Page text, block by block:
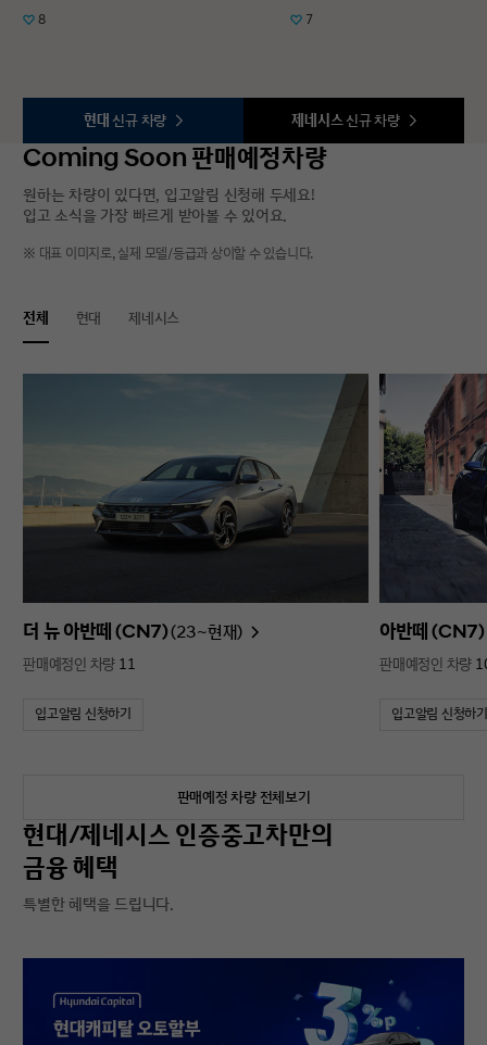
8 7
현대 신규 차량 제네시스 신규 차량
Coming Soon 판매예정차량
원하는 차량이 있다면, 입고알림 신청해 두세요!
입고 소식을 가장 빠르게 받아볼 수 있어요.
※ 대표 이미지로, 실제 모델/등급과 상이할 수 있습니다.
전체 현대 제네시스
더 뉴 아반떼 (CN7)(23~현재)
판매예정인 차량 11
입고알림 신청하기
아반떼 (CN7)
판매예정인 차량
입고알림 신청하기
판매예정 차량 전체보기
현대/제네시스 인증중고차만의
금융 혜택
특별한 혜택을 드립니다.